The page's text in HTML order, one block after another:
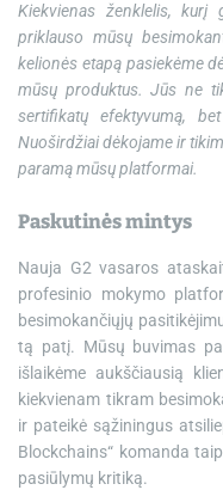
Kiekvienas ženklelis, kurį
priklauso mūsų
kelionės etapą pasiekėme
mūsų produktus. Jūs ne
sertifikatų efektyvumą,
Nuoširdžiai dėkojame ir
paramą mūsų platformai.
Paskutinės mintys
Nauja G2 vasaros
profesinio mokymo
besimokančiųjų
tą patį. Mūsų buvimas
išlaikėme aukščiausią
kiekvienam tikram
ir pateikė sąžiningus
Blockchains“ komanda
pasiūlymų kritiką.